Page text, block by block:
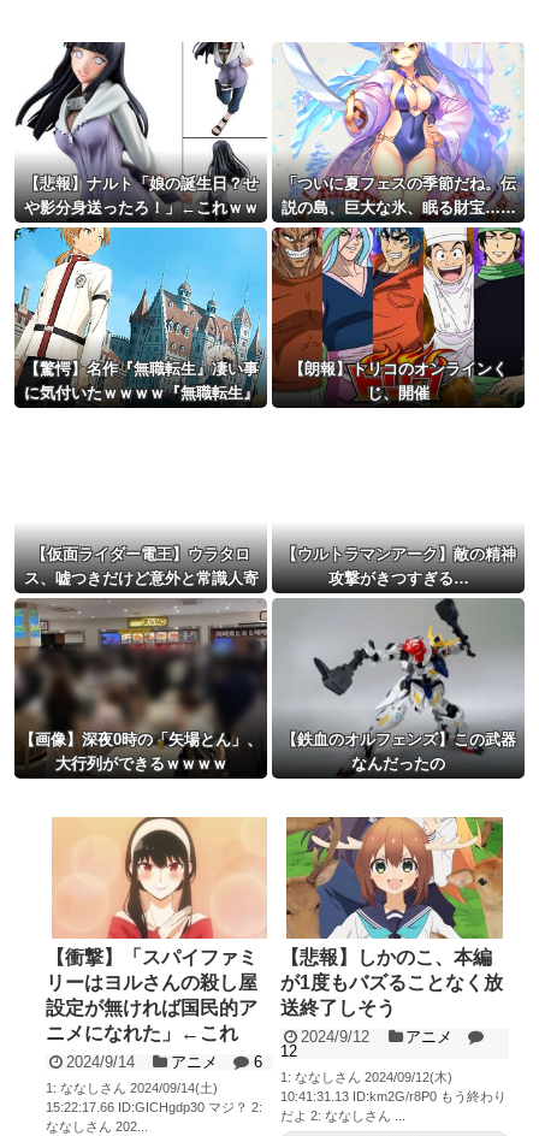
【悲報】ナルト「娘の誕生日？せ
や影分身送ったろ！」←これｗｗ
ｗ
「ついに夏フェスの季節だね。伝
説の島、巨大な氷、眠る財宝……
心躍る要素が目白押しだ。今から
楽しみで仕方ないよ！」オーガス
ト『あいミス』新イベント『真夏
の氷島フェス』
【驚愕】名作『無職転生』凄い事
に気付いたｗｗｗｗ『無職転生』
【朗報】トリコのオンラインく
じ、開催
【仮面ライダー電王】ウラタロ
ス、嘘つきだけど意外と常識人寄
りだよね
【ウルトラマンアーク】敵の精神
攻撃がきつすぎる…
【画像】深夜0時の「矢場とん」、
大行列ができるｗｗｗｗ
【鉄血のオルフェンズ】この武器
なんだったの
【衝撃】「スパイファミ
リーはヨルさんの殺し屋
設定が無ければ国民的ア
ニメになれた」←これ
2024/9/14 アニメ 6
1: ななしさん 2024/09/14(土)
15:22:17.66 ID:GICHgdp30 マジ？ 2:
ななしさん 202...
【悲報】しかのこ、本編
が1度もバズることなく放
送終了しそう
2024/9/12
アニメ
12
1: ななしさん 2024/09/12(木)
10:41:31.13 ID:km2G/r8P0 もう終わり
だよ 2: ななしさん ...